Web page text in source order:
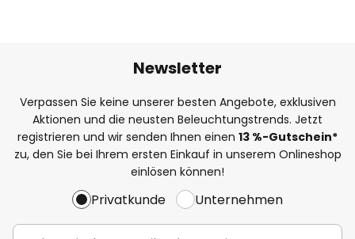
Newsletter
Verpassen Sie keine unserer besten Angebote, exklusiven
Aktionen und die neusten Beleuchtungstrends. Jetzt
registrieren und wir senden Ihnen einen 13 %-Gutschein*
zu, den Sie bei Ihrem ersten Einkauf in unserem Onlineshop
einlösen können!
Privatkunde Unternehmen